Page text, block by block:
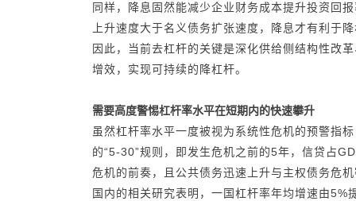
同样，降息固然能减少企业财务成本提升投资回
上升速度大于名义债务扩张速度，降息才有利于
因此，当前去杠杆的关键是深化供给侧结构性改
增效，实现可持续的降杠杆。
需要高度警惕杠杆率水平在短期内的快速攀升
虽然杠杆率水平一度被视为系统性危机的预警指
的“5-30”规则，即发生危机之前的5年，信贷占
危机的前奏，且公共债务迅速上升与主权债务危
国内的相关研究表明，一国杠杆率年均增速由